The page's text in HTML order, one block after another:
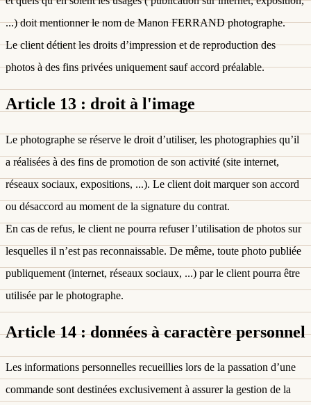
...) doit mentionner le nom de Manon FERRAND photographe.
Le client détient les droits d’impression et de reproduction des
photos à des fins privées uniquement sauf accord préalable.
Article 13 : droit à l'image
Le photographe se réserve le droit d’utiliser, les photographies qu’il
a réalisées à des fins de promotion de son activité (site internet,
réseaux sociaux, expositions, ...). Le client doit marquer son accord
ou désaccord au moment de la signature du contrat.
En cas de refus, le client ne pourra refuser l’utilisation de photos sur
lesquelles il n’est pas reconnaissable. De même, toute photo publiée
publiquement (internet, réseaux sociaux, ...) par le client pourra être
utilisée par le photographe.
Article 14 : données à caractère personnel
Les informations personnelles recueillies lors de la passation d’une
commande sont destinées exclusivement à assurer la gestion de la